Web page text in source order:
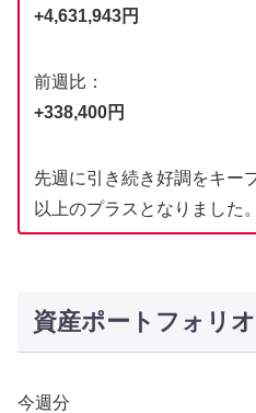
+4,631,943円
前週比：
+338,400円
先週に引き続き好調をキー
以上のプラスとなりました。
資産ポートフォリオ
今週分